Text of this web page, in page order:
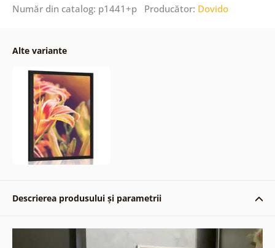
Număr din catalog: p1441+p Producător: Dovido
Alte variante
Descrierea produsului și parametrii